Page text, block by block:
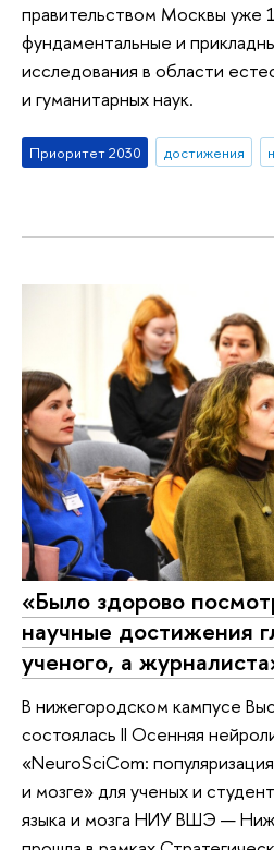
правительством Москвы уже
фундаментальные и
исследования в области
и гуманитарных наук.
Приоритет 2030 достижения
«Было здорово
научные достижения
ученого, а
В нижегородском кампусе
состоялась II Осенняя
«NeuroSciCom:
и мозге» для ученых и
языка и мозга НИУ ВШЭ —